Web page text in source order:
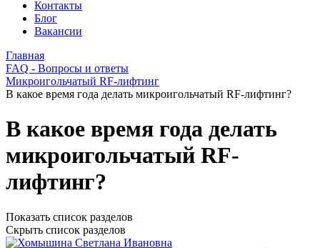
Контакты
Блог
Вакансии
Главная
FAQ - Вопросы и ответы
Микроигольчатый RF-лифтинг
В какое время года делать микроигольчатый RF-лифтинг?
В какое время года делать
микроигольчатый RF-
лифтинг?
Показать список разделов
Скрыть список разделов